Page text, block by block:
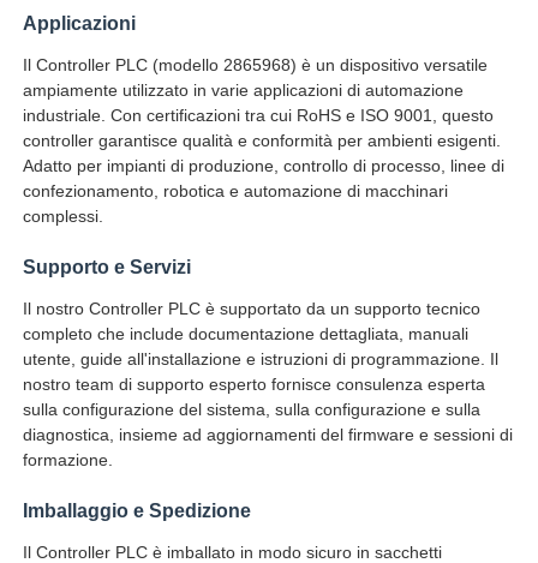
riduttore dell'ingranaggio
SERVOMOTORE CA
Applicazioni
Il Controller PLC (modello 2865968) è un dispositivo versatile
ampiamente utilizzato in varie applicazioni di automazione
industriale. Con certificazioni tra cui RoHS e ISO 9001, questo
controller garantisce qualità e conformità per ambienti esigenti.
Adatto per impianti di produzione, controllo di processo, linee di
confezionamento, robotica e automazione di macchinari
complessi.
Supporto e Servizi
Il nostro Controller PLC è supportato da un supporto tecnico
completo che include documentazione dettagliata, manuali
utente, guide all'installazione e istruzioni di programmazione. Il
nostro team di supporto esperto fornisce consulenza esperta
sulla configurazione del sistema, sulla configurazione e sulla
diagnostica, insieme ad aggiornamenti del firmware e sessioni di
formazione.
Imballaggio e Spedizione
Il Controller PLC è imballato in modo sicuro in sacchetti